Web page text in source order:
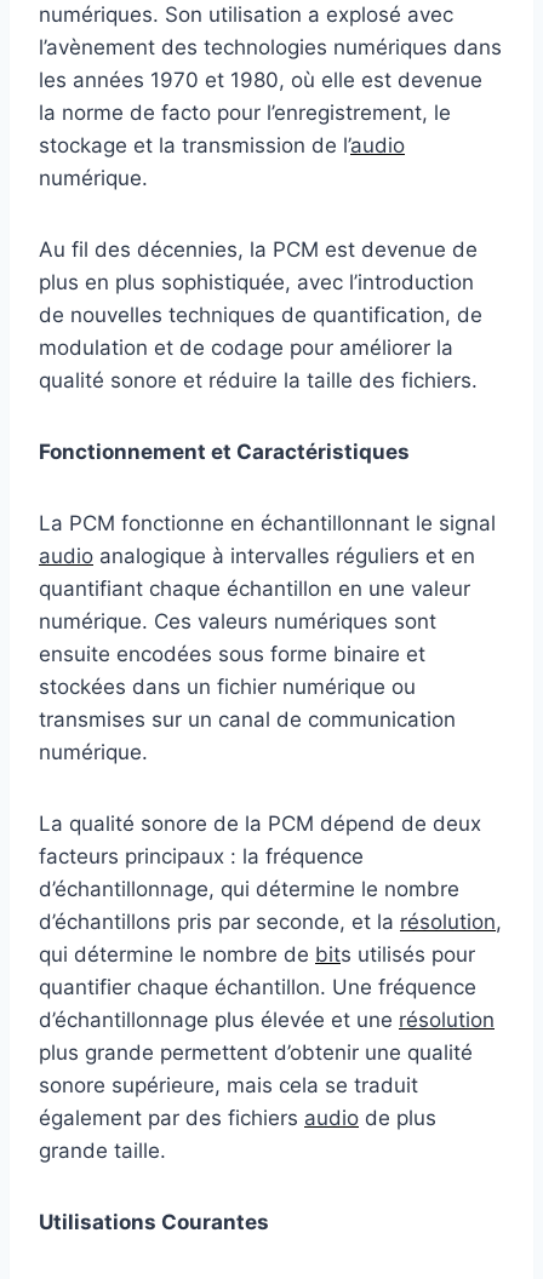
numériques. Son utilisation a explosé avec
l’avènement des technologies numériques dans
les années 1970 et 1980, où elle est devenue
la norme de facto pour l’enregistrement, le
stockage et la transmission de l’audio
numérique.
Au fil des décennies, la PCM est devenue de
plus en plus sophistiquée, avec l’introduction
de nouvelles techniques de quantification, de
modulation et de codage pour améliorer la
qualité sonore et réduire la taille des fichiers.
Fonctionnement et Caractéristiques
La PCM fonctionne en échantillonnant le signal
audio analogique à intervalles réguliers et en
quantifiant chaque échantillon en une valeur
numérique. Ces valeurs numériques sont
ensuite encodées sous forme binaire et
stockées dans un fichier numérique ou
transmises sur un canal de communication
numérique.
La qualité sonore de la PCM dépend de deux
facteurs principaux : la fréquence
d’échantillonnage, qui détermine le nombre
d’échantillons pris par seconde, et la résolution,
qui détermine le nombre de bits utilisés pour
quantifier chaque échantillon. Une fréquence
d’échantillonnage plus élevée et une résolution
plus grande permettent d’obtenir une qualité
sonore supérieure, mais cela se traduit
également par des fichiers audio de plus
grande taille.
Utilisations Courantes